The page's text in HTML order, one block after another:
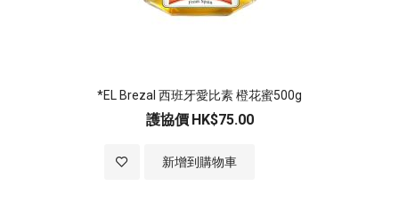
*EL Brezal 西班牙愛比素 橙花蜜500g
護協價 HK$75.00
新增到購物車
加入至願望清單